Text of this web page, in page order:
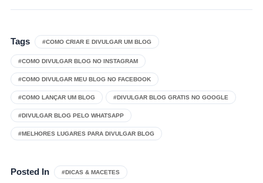
Tags #COMO CRIAR E DIVULGAR UM BLOG
#COMO DIVULGAR BLOG NO INSTAGRAM
#COMO DIVULGAR MEU BLOG NO FACEBOOK
#COMO LANÇAR UM BLOG #DIVULGAR BLOG GRATIS NO GOOGLE
#DIVULGAR BLOG PELO WHATSAPP
#MELHORES LUGARES PARA DIVULGAR BLOG
Posted In #DICAS & MACETES